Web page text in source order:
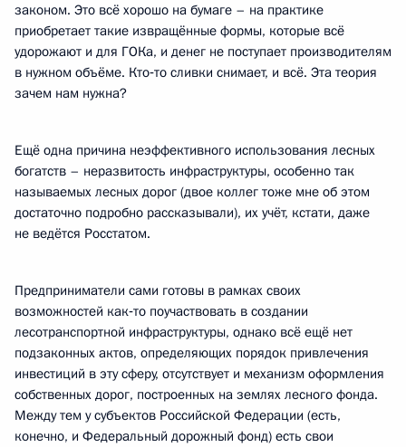
законом. Это всё хорошо на бумаге – на практике
приобретает такие извращённые формы, которые всё
удорожают и для ГОКа, и денег не поступает производителям
в нужном объёме. Кто‑то сливки снимает, и всё. Эта теория
зачем нам нужна?
Ещё одна причина неэффективного использования лесных
богатств – неразвитость инфраструктуры, особенно так
называемых лесных дорог (двое коллег тоже мне об этом
достаточно подробно рассказывали), их учёт, кстати, даже
не ведётся Росстатом.
Предприниматели сами готовы в рамках своих
возможностей как‑то поучаствовать в создании
лесотранспортной инфраструктуры, однако всё ещё нет
подзаконных актов, определяющих порядок привлечения
инвестиций в эту сферу, отсутствует и механизм оформления
собственных дорог, построенных на землях лесного фонда.
Между тем у субъектов Российской Федерации (есть,
конечно, и Федеральный дорожный фонд) есть свои